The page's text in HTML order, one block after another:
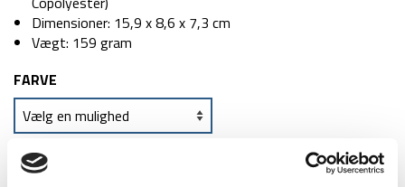
Dimensioner: 15,9 x 8,6 x 7,3 cm
Vægt: 159 gram
FARVE